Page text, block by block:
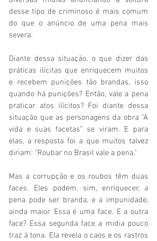
desse tipo de criminoso é mais comum
do que o anúncio de uma pena mais
severa.
Diante dessa situação, o que dizer das
práticas ilícitas que enriquecem muitos
e recebem punições tão brandas, isso
quando há punições? Então, vale a pena
praticar atos ilícitos? Foi diante dessa
situação que as personagens da obra “A
vida e suas facetas” se viram. E para
elas, a resposta foi a que muitos talvez
diriam: "Roubar no Brasil vale a pena."
Mas a corrupção e os roubos têm duas
faces. Eles podem, sim, enriquecer, a
pena pode ser branda, e a impunidade,
ainda maior. Essa é uma face. E a outra
face? Essa segunda face a mídia pouco
traz à tona. Ela revela o caos e os rastros